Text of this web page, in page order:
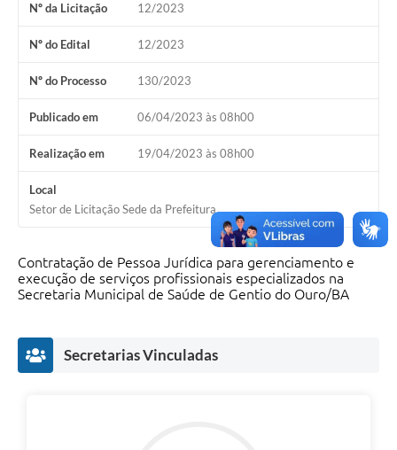
Legislação
Editais
Telefones Úteis
Transparência
Jornal
Agenda
Diário Oficial
Nº da Licitação 12/2023
Nº do Edital 12/2023
Nº do Processo 130/2023
Publicado em 06/04/2023 às 08h00
Realização em 19/04/2023 às 08h00
Local
Setor de Licitação Sede da Prefeitura
Contratação de Pessoa Jurídica para gerenciamento e
execução de serviços profissionais especializados na
Secretaria Municipal de Saúde de Gentio do Ouro/BA
Secretarias Vinculadas